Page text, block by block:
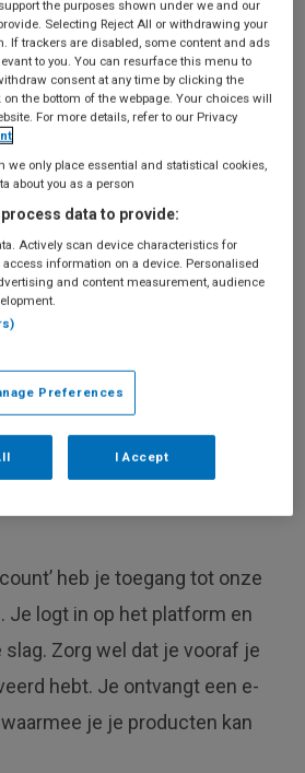
op mijn BSL-
E-learning
heb je toegang tot onze
Je logt in op het platform en
slag. Zorg wel dat je vooraf je
hebt. Je ontvangt een e-
je je producten kan
the purposes shown under we and our
Selecting Reject All or withdrawing your
If trackers are disabled, some content and ads
to you. You can resurface this menu to
consent at any time by clicking the
the bottom of the webpage. Your choices will
For more details, refer to our Privacy
we only place essential and statistical cookies,
about you as a person
data to provide:
Actively scan device characteristics for
information on a device. Personalised
and content measurement, audience
Preferences
I Accept